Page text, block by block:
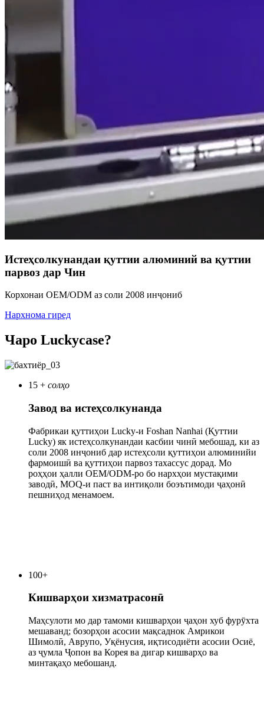
Истеҳсолкунандаи қуттии алюминий ва қуттии
парвоз дар Чин
Корхонаи OEM/ODM аз соли 2008 инҷониб
Нархнома гиред
Чаро Luckycase?
15 + солҳо
Завод ва истеҳсолкунанда
Фабрикаи қуттиҳои Lucky-и Foshan Nanhai (Қуттии
Lucky) як истеҳсолкунандаи касбии чинӣ мебошад, ки аз
соли 2008 инҷониб дар истеҳсоли қуттиҳои алюминийи
фармоишӣ ва қуттиҳои парвоз тахассус дорад. Мо
роҳҳои ҳалли OEM/ODM-ро бо нархҳои мустақими
заводӣ, MOQ-и паст ва интиқоли боэътимоди ҷаҳонӣ
пешниҳод менамоем.
100+
Кишварҳои хизматрасонӣ
Маҳсулоти мо дар тамоми кишварҳои ҷаҳон хуб фурӯхта
мешаванд; бозорҳои асосии мақсаднок Амрикои
Шимолӣ, Аврупо, Уқёнусия, иқтисодиёти асосии Осиё,
аз ҷумла Ҷопон ва Корея ва дигар кишварҳо ва
минтақаҳо мебошанд.